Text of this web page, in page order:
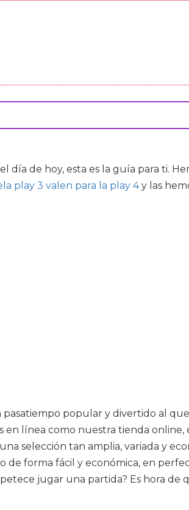
día de hoy, esta es la guía para ti.
play 3 valen para la play 4y las
pasatiempo popular y divertido al
línea como nuestra tienda online,
selección tan amplia, variada y
de forma fácil y económica, en
jugar una partida? Es hora